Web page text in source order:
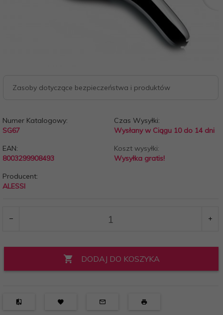
Zasoby dotyczące bezpieczeństwa i produktów
Numer Katalogowy:
SG67
Czas Wysyłki:
Wysłany w Ciągu 10 do 14 dni
EAN:
8003299908493
Koszt wysyłki:
Wysyłka gratis!
Producent:
ALESSI
DODAJ DO KOSZYKA